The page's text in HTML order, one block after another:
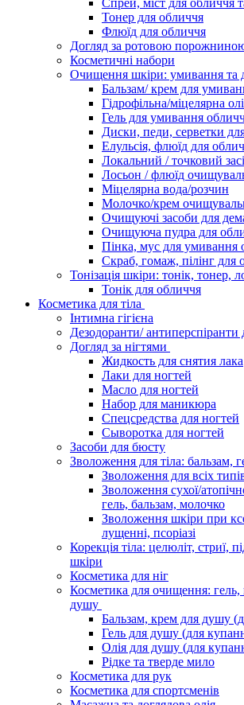
Тонер для обличчя
Флюїд для обличчя
Догляд за ротовою
Косметичні набори
Очищення шкіри: умивання та
Бальзам/ крем для
Гідрофільна/міцелярна
Гель для умивання
Диски, педи, серветки
Елульсія, флюїд для
Локальний / точковий
Лосьон / флюїд
Міцелярна вода/розчин
Молочко/крем
Очищуючі засоби для
Очищуюча пудра для
Пінка, мус для умивання
Скраб, гомаж, пілінг для
Тонізація шкіри: тонік, тонер,
Тонік для обличчя
Косметика для тіла
Інтимна гігієна
Дезодоранти/ антиперспіранти
Догляд за нігтями
Жидкость для снятия лака
Лаки для ногтей
Масло для ногтей
Набор для маникюра
Спецсредства для ногтей
Сыворотка для ногтей
Засоби для бюсту
Зволоження для тіла: бальзам,
Зволоження для всіх
Зволоження сухої/
гель, бальзам, молочко
Зволоження шкіри при
лущенні, псоріазі
Корекція тіла: целюліт, стриї,
шкіри
Косметика для ніг
Косметика для очищення: гель,
душу
Бальзам, крем для душу
Гель для душу (для
Олія для душу (для
Рідке та тверде мило
Косметика для рук
Косметика для спортсменів